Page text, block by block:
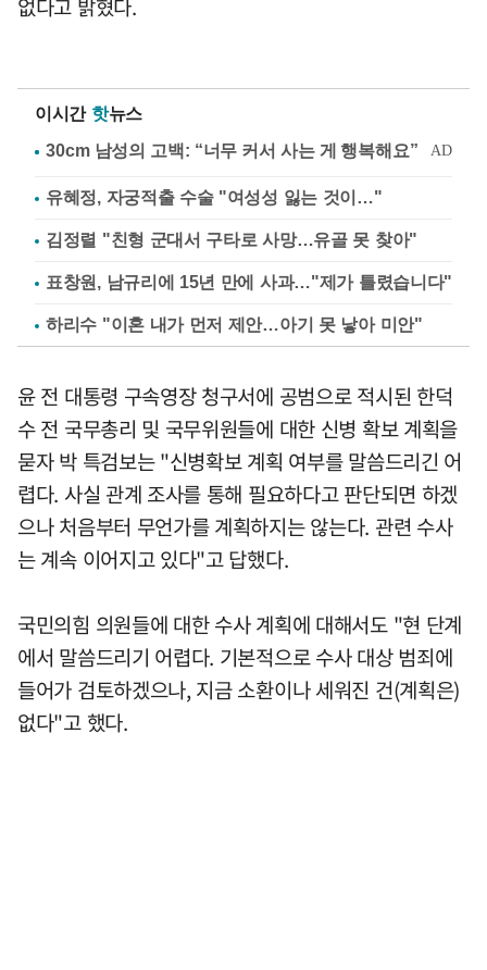
없다고 밝혔다.
이시간 핫뉴스
유혜정, 자궁적출 수술 "여성성 잃는 것이…"
김정렬 "친형 군대서 구타로 사망…유골 못 찾아"
표창원, 남규리에 15년 만에 사과…"제가 틀렸습니다"
하리수 "이혼 내가 먼저 제안…아기 못 낳아 미안"
윤 전 대통령 구속영장 청구서에 공범으로 적시된 한덕
수 전 국무총리 및 국무위원들에 대한 신병 확보 계획을
묻자 박 특검보는 "신병확보 계획 여부를 말씀드리긴 어
렵다. 사실 관계 조사를 통해 필요하다고 판단되면 하겠
으나 처음부터 무언가를 계획하지는 않는다. 관련 수사
는 계속 이어지고 있다"고 답했다.
국민의힘 의원들에 대한 수사 계획에 대해서도 "현 단계
에서 말씀드리기 어렵다. 기본적으로 수사 대상 범죄에
들어가 검토하겠으나, 지금 소환이나 세워진 건(계획은)
없다"고 했다.